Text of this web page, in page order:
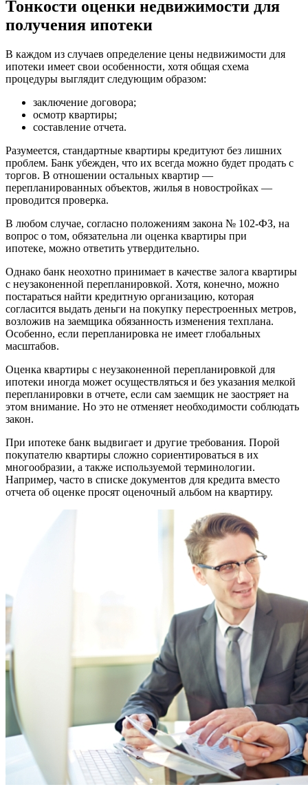
Тонкости оценки недвижимости для
получения ипотеки
В каждом из случаев определение цены недвижимости для
ипотеки имеет свои особенности, хотя общая схема
процедуры выглядит следующим образом:
заключение договора;
осмотр квартиры;
составление отчета.
Разумеется, стандартные квартиры кредитуют без лишних
проблем. Банк убежден, что их всегда можно будет продать с
торгов. В отношении остальных квартир —
перепланированных объектов, жилья в новостройках —
проводится проверка.
В любом случае, согласно положениям закона № 102-ФЗ, на
вопрос о том, обязательна ли оценка квартиры при
ипотеке, можно ответить утвердительно.
Однако банк неохотно принимает в качестве залога квартиры
с неузаконенной перепланировкой. Хотя, конечно, можно
постараться найти кредитную организацию, которая
согласится выдать деньги на покупку перестроенных метров,
возложив на заемщика обязанность изменения техплана.
Особенно, если перепланировка не имеет глобальных
масштабов.
Оценка квартиры с неузаконенной перепланировкой для
ипотеки иногда может осуществляться и без указания мелкой
перепланировки в отчете, если сам заемщик не заостряет на
этом внимание. Но это не отменяет необходимости соблюдать
закон.
При ипотеке банк выдвигает и другие требования. Порой
покупателю квартиры сложно сориентироваться в их
многообразии, а также используемой терминологии.
Например, часто в списке документов для кредита вместо
отчета об оценке просят оценочный альбом на квартиру.